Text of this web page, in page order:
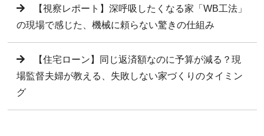
【視察レポート】深呼吸したくなる家「WB工法」
の現場で感じた、機械に頼らない驚きの仕組み
【住宅ローン】同じ返済額なのに予算が減る？現
場監督夫婦が教える、失敗しない家づくりのタイミン
グ